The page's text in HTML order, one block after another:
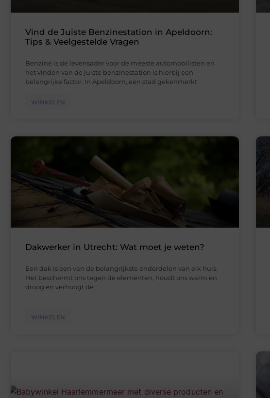
Vind de Juiste Benzinestation in Apeldoorn:
Tips & Veelgestelde Vragen
Benzine is de levensader voor de meeste automobilisten en
het vinden van de juiste benzinestation is hierbij een
belangrijke factor. In Apeldoorn, een stad gekenmerkt
WINKELEN
Dakwerker in Utrecht: Wat moet je weten?
Een dak is een van de belangrijkste onderdelen van elk huis.
Het beschermt ons tegen de elementen, houdt ons warm en
droog en verhoogt de
WINKELEN